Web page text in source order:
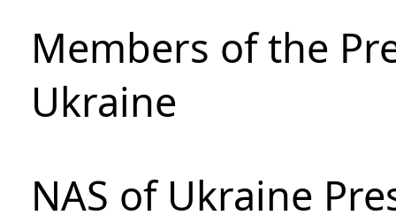
Members of the
Ukraine
NAS of Ukraine